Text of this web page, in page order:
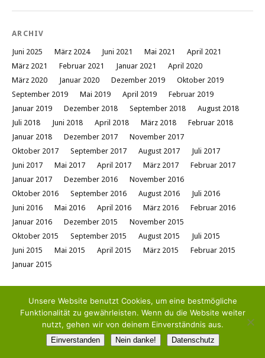
ARCHIV
Juni 2025 März 2024 Juni 2021 Mai 2021
April 2021
März 2021
Februar 2021 Januar 2021
April 2020
März 2020
Januar 2020 Dezember 2019
Oktober 2019
September 2019
Mai 2019 April 2019
Februar 2019
Januar 2019
Dezember 2018 September 2018
August 2018
Juli 2018
Juni 2018 April 2018 März 2018
Februar 2018
Januar 2018
Dezember 2017
November 2017
Oktober 2017
September 2017 August 2017
Juli 2017
Juni 2017
Mai 2017 April 2017 März 2017
Februar 2017
Januar 2017
Dezember 2016
November 2016
Oktober 2016
September 2016 August 2016
Juli 2016
Juni 2016
Mai 2016 April 2016 März 2016
Februar 2016
Januar 2016
Dezember 2015
November 2015
Oktober 2015
September 2015 August 2015
Juli 2015
Juni 2015
Mai 2015 April 2015 März 2015
Februar 2015
Januar 2015
Copyright © 2025 Sara Liebe
Bitte kopiere und verwende keine Fotos von meiner Website ohne
vorherige Rücksprache. Dank´Dir!
Unsere Website benutzt Cookies, um eine bestmögliche
Funktionalität zu gewährleisten. Wenn du die Website weiter
nutzt, gehen wir von deinem Einverständnis aus.
Einverstanden Nein danke! Datenschutz